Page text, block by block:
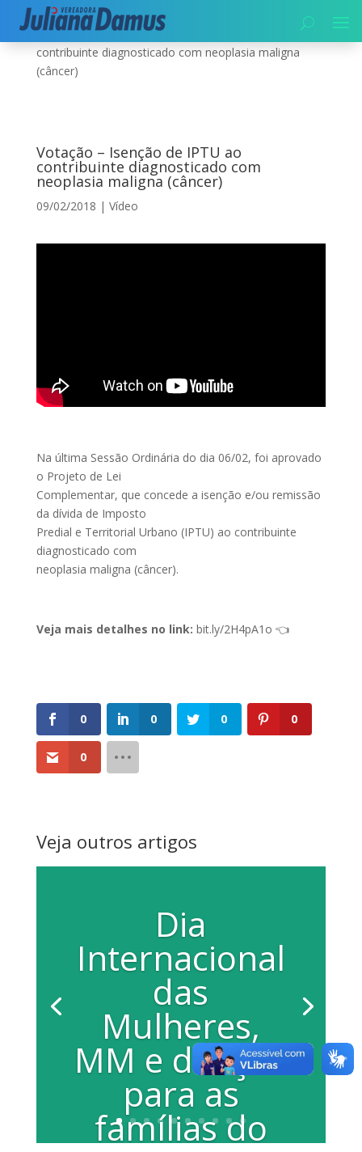
Início|Vídeo|Votação – Isenção de IPTU ao
contribuinte diagnosticado com neoplasia maligna
(câncer)
Votação – Isenção de IPTU ao
contribuinte diagnosticado com
neoplasia maligna (câncer)
09/02/2018 | Vídeo
Na última Sessão Ordinária do dia 06/02, foi aprovado
o Projeto de Lei
Complementar, que concede a isenção e/ou remissão
da dívida de Imposto
Predial e Territorial Urbano (IPTU) ao contribuinte
diagnosticado com
neoplasia maligna (câncer).
Veja mais detalhes no link: bit.ly/2H4pA1o 👈
0 0 0 0
0
Veja outros artigos
Dia
Internacional
das
Mulheres,
MM e doação
para as
famílias do